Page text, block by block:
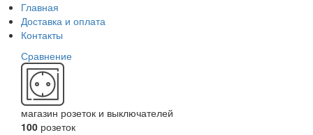
Главная
Доставка и оплата
Контакты
Сравнение
магазин розеток и выключателей
100 розеток